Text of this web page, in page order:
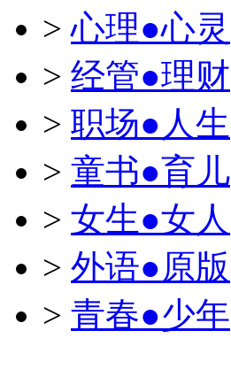
>心理●心灵
> 经管●理财
> 职场●人生
> 童书●育儿
> 女生●女人
> 外语●原版
> 青春●少年